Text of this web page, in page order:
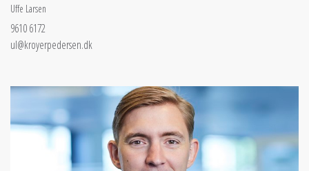
Uffe Larsen
9610 6172
ul@kroyerpedersen.dk